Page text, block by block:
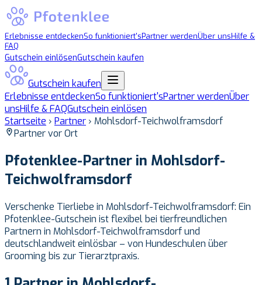
Erlebnisse entdeckenSo funktioniert'sPartner werdenÜber unsHilfe &
FAQ
Gutschein einlösenGutschein kaufen
Gutschein kaufen
Erlebnisse entdeckenSo funktioniert'sPartner werdenÜber
unsHilfe & FAQGutschein einlösen
Startseite › Partner › Mohlsdorf-Teichwolframsdorf
Partner vor Ort
Pfotenklee-Partner in Mohlsdorf-
Teichwolframsdorf
Verschenke Tierliebe in Mohlsdorf-Teichwolframsdorf: Ein
Pfotenklee-Gutschein ist flexibel bei tierfreundlichen
Partnern in Mohlsdorf-Teichwolframsdorf und
deutschlandweit einlösbar – von Hundeschulen über
Grooming bis zur Tierarztpraxis.